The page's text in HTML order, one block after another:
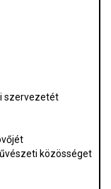
szervezetét
közösséget